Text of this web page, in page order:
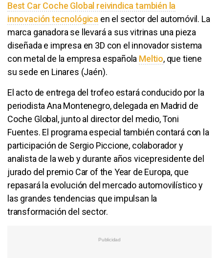
Best Car Coche Global reivindica también la
innovación tecnológica en el sector del automóvil. La
marca ganadora se llevará a sus vitrinas una pieza
diseñada e impresa en 3D con el innovador sistema
con metal de la empresa española Meltio, que tiene
su sede en Linares (Jaén).
El acto de entrega del trofeo estará conducido por la
periodista Ana Montenegro, delegada en Madrid de
Coche Global, junto al director del medio, Toni
Fuentes. El programa especial también contará con la
participación de Sergio Piccione, colaborador y
analista de la web y durante años vicepresidente del
jurado del premio Car of the Year de Europa, que
repasará la evolución del mercado automovilístico y
las grandes tendencias que impulsan la
transformación del sector.